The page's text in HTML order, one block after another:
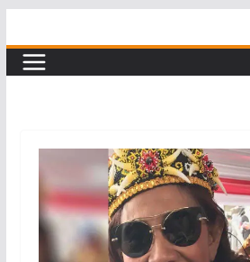
to
content